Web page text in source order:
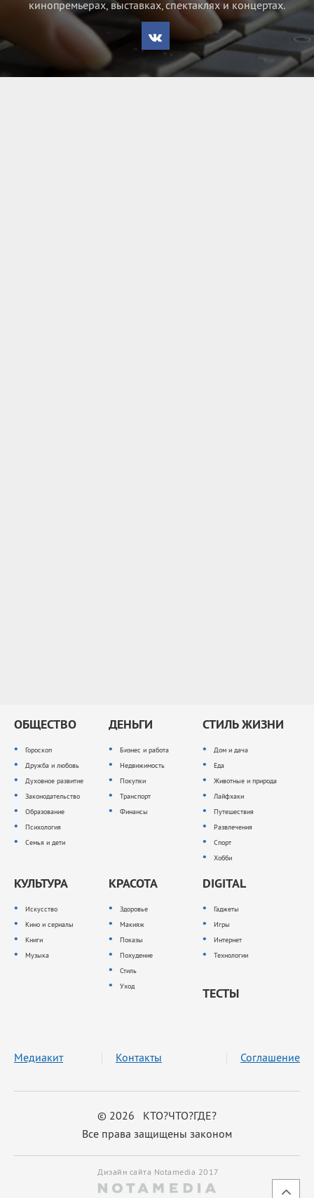
кинопремьерах, выставках, спектаклях и концертах.
ОБЩЕСТВО
Гороскоп
Дружба и любовь
Духовное развитие
Законодательство
Образование
Психология
Семья и дети
ДЕНЬГИ
Бизнес и работа
Недвижимость
Покупки
Транспорт
Финансы
СТИЛЬ ЖИЗНИ
Дом и дача
Еда
Животные и природа
Лайфхаки
Путешествия
Развлечения
Спорт
Хобби
КУЛЬТУРА
Искусство
Кино и сериалы
Книги
Музыка
КРАСОТА
Здоровье
Макияж
Показы
Похудение
Стиль
Уход
DIGITAL
Гаджеты
Игры
Интернет
Технологии
ТЕСТЫ
© 2026 КТО?ЧТО?ГДЕ?
Все права защищены законом
Медиакит Контакты Соглашение
Дизайн сайта Notamedia 2017